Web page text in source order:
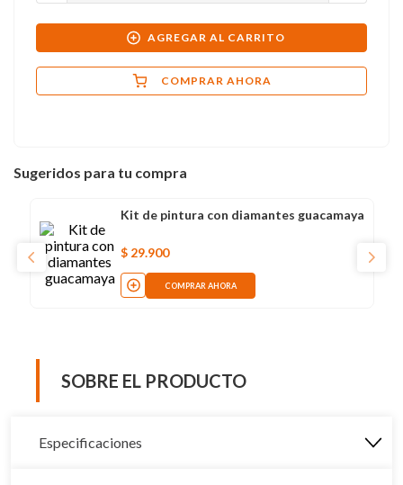
AGREGAR AL CARRITO
COMPRAR AHORA
Sugeridos para tu compra
Kit de pintura con diamantes guacamaya
$ 29.900
COMPRAR AHORA
SOBRE EL PRODUCTO
Especificaciones